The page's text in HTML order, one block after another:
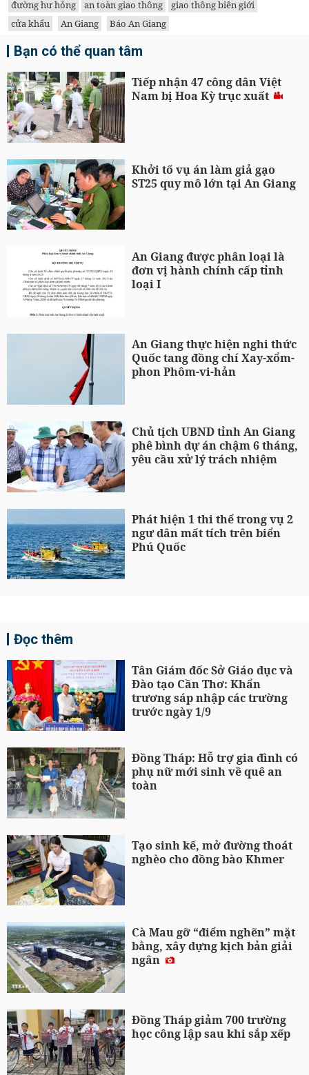
đường hư hỏng an toàn giao thông
giao thông biên giới
cửa khẩu
An Giang Báo An Giang
Bạn có thể quan tâm
Tiếp nhận 47 công dân Việt
Nam bị Hoa Kỳ trục xuất
Khởi tố vụ án làm giả gạo
ST25 quy mô lớn tại An Giang
An Giang được phân loại là
đơn vị hành chính cấp tỉnh
loại I
An Giang thực hiện nghi thức
Quốc tang đồng chí Xay-xổm-
phon Phôm-vi-hản
Chủ tịch UBND tỉnh An Giang
phê bình dự án chậm 6 tháng,
yêu cầu xử lý trách nhiệm
Phát hiện 1 thi thể trong vụ 2
ngư dân mất tích trên biển
Phú Quốc
Đọc thêm
Tân Giám đốc Sở Giáo dục và
Đào tạo Cần Thơ: Khẩn
trương sáp nhập các trường
trước ngày 1/9
Đồng Tháp: Hỗ trợ gia đình có
phụ nữ mới sinh về quê an
toàn
Tạo sinh kế, mở đường thoát
nghèo cho đồng bào Khmer
Cà Mau gỡ “điểm nghẽn” mặt
bằng, xây dựng kịch bản giải
ngân
Đồng Tháp giảm 700 trường
học công lập sau khi sắp xếp